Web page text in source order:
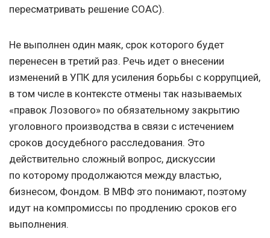
пересматривать решение СОАС).
Не выполнен один маяк, срок которого будет
перенесен в третий раз. Речь идет о внесении
изменений в УПК для усиления борьбы с коррупцией,
в том числе в контексте отмены так называемых
«правок Лозового» по обязательному закрытию
уголовного производства в связи с истечением
сроков досудебного расследования. Это
действительно сложный вопрос, дискуссии
по которому продолжаются между властью,
бизнесом, Фондом. В МВФ это понимают, поэтому
идут на компромиссы по продлению сроков его
выполнения.